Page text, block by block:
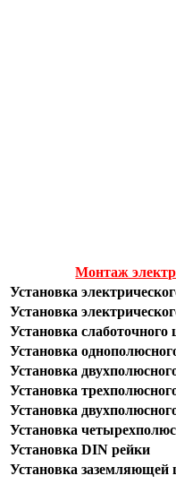
Монтаж
Установка
Установка
Установка
Установка
Установка
Установка
Установка
Установка
Установка DIN рейки
Установка